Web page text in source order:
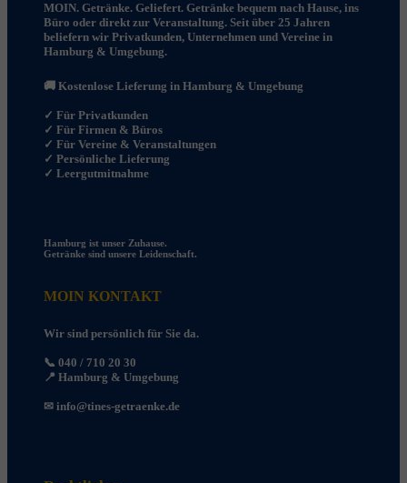
MOIN. Getränke. Geliefert. Getränke bequem nach Hause, ins
Büro oder direkt zur Veranstaltung. Seit über 25 Jahren
beliefern wir Privatkunden, Unternehmen und Vereine in
Hamburg & Umgebung.
🚚 Kostenlose Lieferung in Hamburg & Umgebung
✓ Für Privatkunden
✓ Für Firmen & Büros
✓ Für Vereine & Veranstaltungen
✓ Persönliche Lieferung
✓ Leergutmitnahme
Hamburg ist unser Zuhause.
Getränke sind unsere Leidenschaft.
MOIN KONTAKT
Wir sind persönlich für Sie da.
📞 040 / 710 20 30
📍 Hamburg & Umgebung
✉ info@tines-getraenke.de